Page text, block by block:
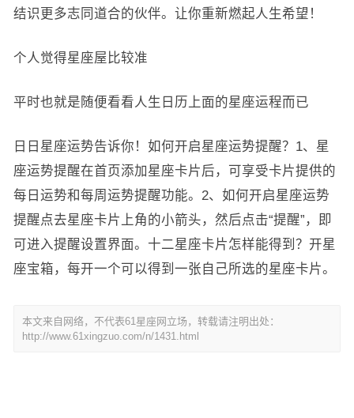
结识更多志同道合的伙伴。让你重新燃起人生希望！
个人觉得星座屋比较准
平时也就是随便看看人生日历上面的星座运程而已
日日星座运势告诉你！如何开启星座运势提醒？1、星
座运势提醒在首页添加星座卡片后，可享受卡片提供的
每日运势和每周运势提醒功能。2、如何开启星座运势
提醒点去星座卡片上角的小箭头，然后点击“提醒”，即
可进入提醒设置界面。十二星座卡片怎样能得到？开星
座宝箱，每开一个可以得到一张自己所选的星座卡片。
本文来自网络，不代表61星座网立场，转载请注明出处：
http://www.61xingzuo.com/n/1431.html